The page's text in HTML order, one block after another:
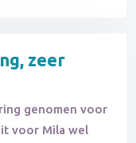
zeer
genomen voor
voor Mila wel